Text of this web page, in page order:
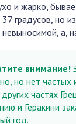
и жарко,
градусов, но
а,
внимание!
но нет
частях
и Геракини
год.